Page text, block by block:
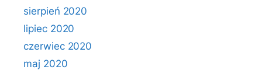
sierpień 2020
lipiec 2020
czerwiec 2020
maj 2020